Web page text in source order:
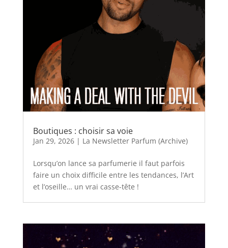
Boutiques : choisir sa voie
Jan 29, 2026| La Newsletter Parfum (Archive)
Lorsqu’on lance sa parfumerie il faut parfois
faire un choix difficile entre les tendances, l’Art
et l’oseille… un vrai casse-tête !